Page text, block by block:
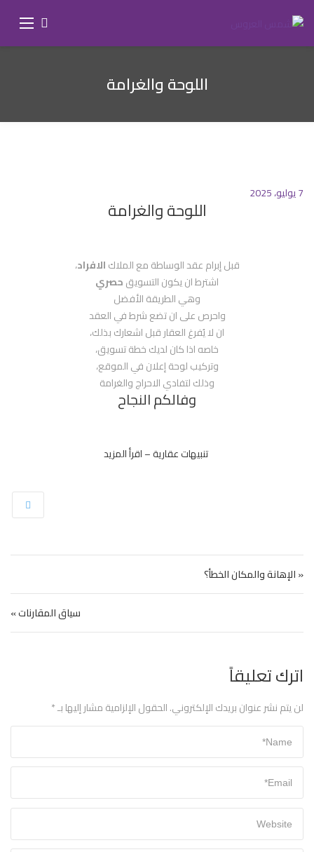
اللوحة والغرامة
7 يوليو، 2025
اللوحة والغرامة
قبل إبرام عقد الوساطة مع الملاكالافراد،
اشترط ان يكون التسويقحصري
وهي الطريقة الأفضل
واحرص على ان تضع شرط في العقد
ان لا يُفرغ العقار قبل اشعارك بذلك،
خاصه اذا كان لديك خطة تسويق،
وتركيب لوحة إعلان في الموقع،
وذلك لتفادي الاحراج والغرامة
وفالكم النجاح
تنبيهات عقارية – اقرأ المزيد
تصفّح المقالات
« الإهانة والمكان الخطأ؟
سياق المقارنات »
اترك تعليقاً
لن يتم نشر عنوان بريدك الإلكتروني.الحقول الإلزامية مشار إليها بـ*